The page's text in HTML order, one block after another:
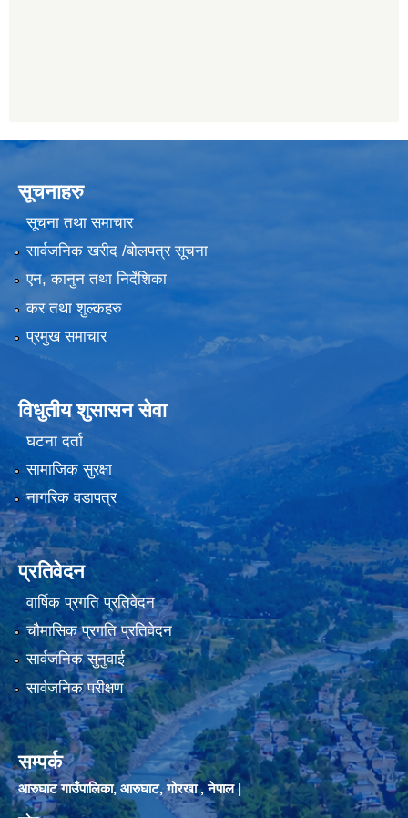
सूचनाहरु
सूचना तथा समाचार
सार्वजनिक खरीद /बोलपत्र सूचना
एन, कानुन तथा निर्देशिका
कर तथा शुल्कहरु
प्रमुख समाचार
विधुतीय शुसासन सेवा
घटना दर्ता
सामाजिक सुरक्षा
नागरिक वडापत्र
प्रतिवेदन
वार्षिक प्रगति प्रतिवेदन
चौमासिक प्रगति प्रतिवेदन
सार्वजनिक सुनुवाई
सार्वजनिक परीक्षण
सम्पर्क
आरुघाट गाउँपालिका, आरुघाट, गोरखा , नेपाल |